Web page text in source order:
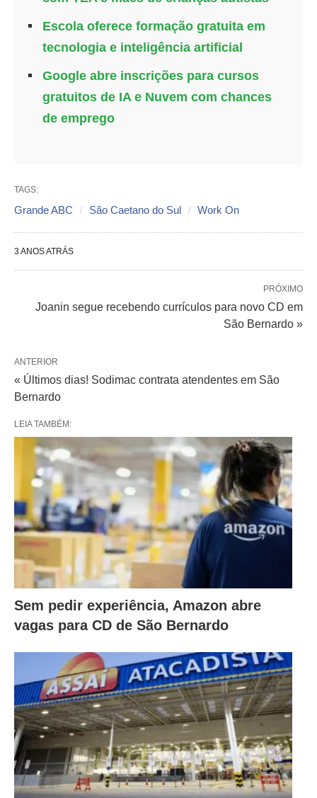
Escola oferece formação gratuita em
tecnologia e inteligência artificial
Google abre inscrições para cursos
gratuitos de IA e Nuvem com chances
de emprego
TAGS:
Grande ABC São Caetano do Sul Work On
3 ANOS ATRÁS
PRÓXIMO
Joanin segue recebendo currículos para novo CD em
São Bernardo »
ANTERIOR
« Últimos dias! Sodimac contrata atendentes em São
Bernardo
LEIA TAMBÉM:
Sem pedir experiência, Amazon abre
vagas para CD de São Bernardo